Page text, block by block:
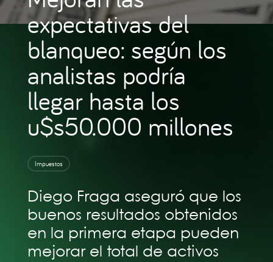
expectativas del
blanqueo: según los
analistas podría
llegar hasta los
u$s50.000 millones
Impuestos
Diego Fraga aseguró que los
buenos resultados obtenidos
en la primera etapa pueden
mejorar el total de activos